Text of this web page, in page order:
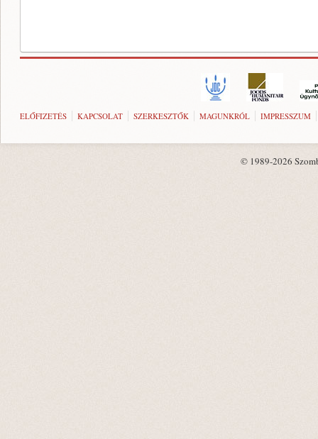
ELŐFIZETÉS KAPCSOLAT SZERKESZTŐK MAGUNKRÓL IMPRESSZUM
© 1989-2026